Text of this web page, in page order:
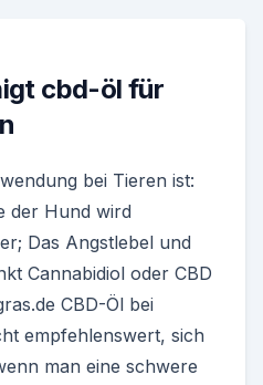
cbd-öl für
bei Tieren ist:
der Hund wird
Das Angstlebel und
Cannabidiol oder CBD
CBD-Öl bei
empfehlenswert, sich
man eine schwere